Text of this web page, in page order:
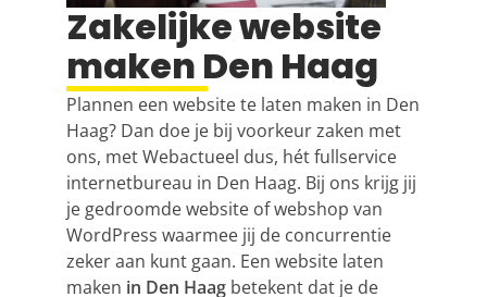
Zakelijke website
maken Den Haag
Plannen een website te laten maken in Den
Haag? Dan doe je bij voorkeur zaken met
ons, met Webactueel dus, hét fullservice
internetbureau in Den Haag. Bij ons krijg jij
je gedroomde website of webshop van
WordPress waarmee jij de concurrentie
zeker aan kunt gaan. Een website laten
maken in Den Haag betekent dat je de